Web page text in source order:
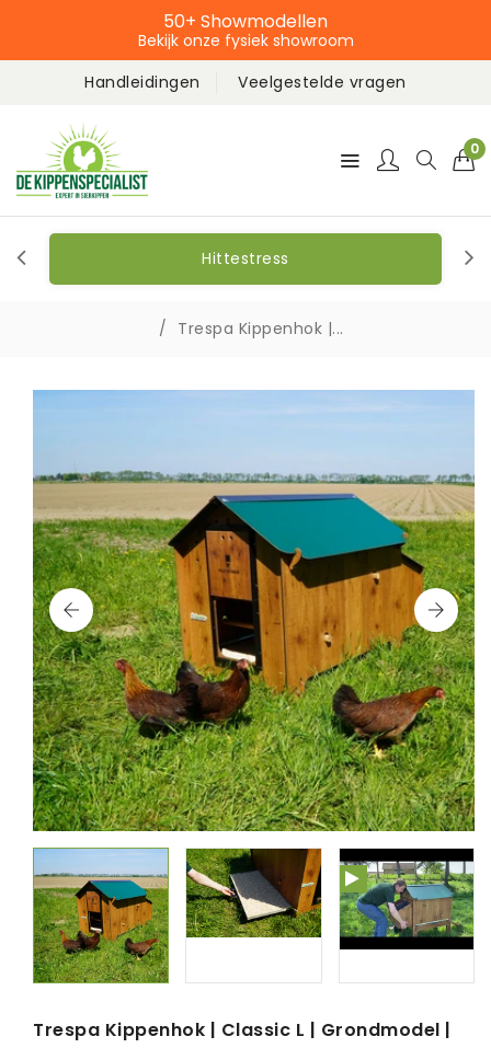
50+ Showmodellen
Bekijk onze fysiek showroom
Handleidingen
Veelgestelde vragen
0
Hittestress
Trespa Kippenhok |...
Trespa Kippenhok | Classic L | Grondmodel |